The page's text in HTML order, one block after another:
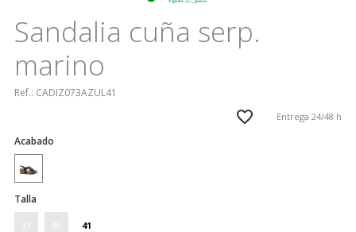
Sandalia cuña serp.
marino
Ref.: CADIZ073AZUL41
Entrega 24/48 h
Acabado
Talla
40 41